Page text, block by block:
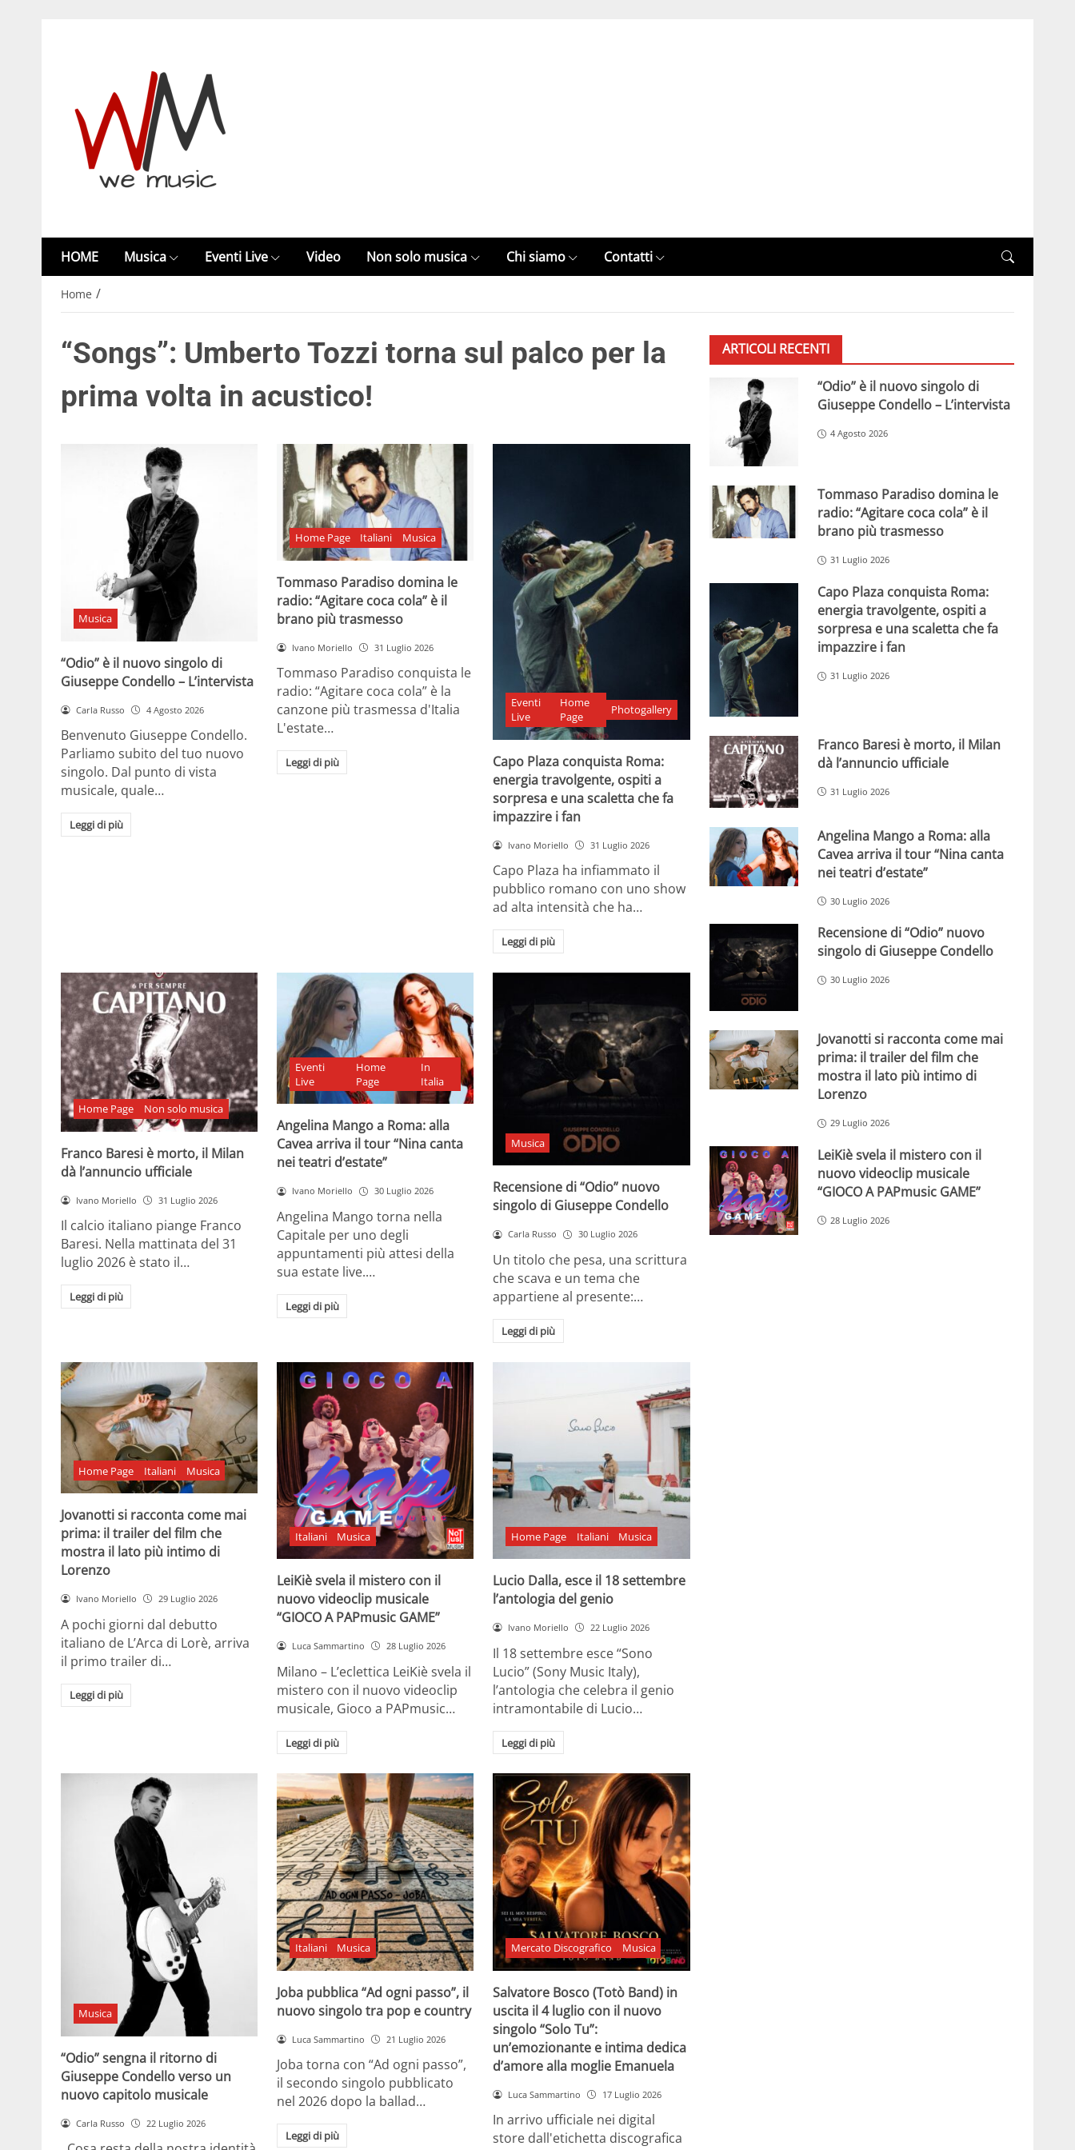
HOME Musica Eventi Live Video Non solo musica Chi siamo Contatti
Home /
“Songs”: Umberto Tozzi torna sul palco per la
prima volta in acustico!
Musica
“Odio” è il nuovo singolo di
Giuseppe Condello – L’intervista
Carla Russo 4 Agosto 2026
Benvenuto Giuseppe Condello.
Parliamo subito del tuo nuovo
singolo. Dal punto di vista
musicale, quale…
Leggi di più
Home Page Italiani Musica
Tommaso Paradiso domina le
radio: “Agitare coca cola” è il
brano più trasmesso
Ivano Moriello 31 Luglio 2026
Tommaso Paradiso conquista le
radio: “Agitare coca cola” è la
canzone più trasmessa d'Italia
L'estate…
Leggi di più
Eventi
Live
Home
Page
Photogallery
Capo Plaza conquista Roma:
energia travolgente, ospiti a
sorpresa e una scaletta che fa
impazzire i fan
Ivano Moriello 31 Luglio 2026
Capo Plaza ha infiammato il
pubblico romano con uno show
ad alta intensità che ha…
Leggi di più
Home Page Non solo musica
Franco Baresi è morto, il Milan
dà l’annuncio ufficiale
Ivano Moriello 31 Luglio 2026
Il calcio italiano piange Franco
Baresi. Nella mattinata del 31
luglio 2026 è stato il…
Leggi di più
Eventi
Live
Home
Page
In
Italia
Angelina Mango a Roma: alla
Cavea arriva il tour “Nina canta
nei teatri d’estate”
Ivano Moriello 30 Luglio 2026
Angelina Mango torna nella
Capitale per uno degli
appuntamenti più attesi della
sua estate live.…
Leggi di più
Musica
Recensione di “Odio” nuovo
singolo di Giuseppe Condello
Carla Russo 30 Luglio 2026
Un titolo che pesa, una scrittura
che scava e un tema che
appartiene al presente:…
Leggi di più
Home Page Italiani Musica
Jovanotti si racconta come mai
prima: il trailer del film che
mostra il lato più intimo di
Lorenzo
Ivano Moriello 29 Luglio 2026
A pochi giorni dal debutto
italiano de L’Arca di Lorè, arriva
il primo trailer di…
Leggi di più
Italiani Musica
LeiKiè svela il mistero con il
nuovo videoclip musicale
“GIOCO A PAPmusic GAME”
Luca Sammartino 28 Luglio 2026
Milano – L’eclettica LeiKiè svela il
mistero con il nuovo videoclip
musicale, Gioco a PAPmusic…
Leggi di più
Home Page Italiani Musica
Lucio Dalla, esce il 18 settembre
l’antologia del genio
Ivano Moriello 22 Luglio 2026
Il 18 settembre esce “Sono
Lucio” (Sony Music Italy),
l’antologia che celebra il genio
intramontabile di Lucio…
Leggi di più
Musica
“Odio” sengna il ritorno di
Giuseppe Condello verso un
nuovo capitolo musicale
Carla Russo 22 Luglio 2026
Italiani Musica
Joba pubblica “Ad ogni passo”, il
nuovo singolo tra pop e country
Luca Sammartino 21 Luglio 2026
Joba torna con “Ad ogni passo”,
il secondo singolo pubblicato
nel 2026 dopo la ballad…
Leggi di più
Mercato Discografico Musica
Salvatore Bosco (Totò Band) in
uscita il 4 luglio con il nuovo
singolo “Solo Tu”:
un’emozionante e intima dedica
d’amore alla moglie Emanuela
Luca Sammartino 17 Luglio 2026
In arrivo ufficiale nei digital
store dall'etichetta discografica
ARTICOLI RECENTI
“Odio” è il nuovo singolo di
Giuseppe Condello – L’intervista
4 Agosto 2026
Tommaso Paradiso domina le
radio: “Agitare coca cola” è il
brano più trasmesso
31 Luglio 2026
Capo Plaza conquista Roma:
energia travolgente, ospiti a
sorpresa e una scaletta che fa
impazzire i fan
31 Luglio 2026
Franco Baresi è morto, il Milan
dà l’annuncio ufficiale
31 Luglio 2026
Angelina Mango a Roma: alla
Cavea arriva il tour “Nina canta
nei teatri d’estate”
30 Luglio 2026
Recensione di “Odio” nuovo
singolo di Giuseppe Condello
30 Luglio 2026
Jovanotti si racconta come mai
prima: il trailer del film che
mostra il lato più intimo di
Lorenzo
29 Luglio 2026
LeiKiè svela il mistero con il
nuovo videoclip musicale
“GIOCO A PAPmusic GAME”
28 Luglio 2026